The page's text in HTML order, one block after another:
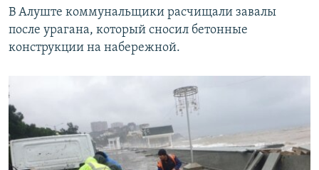
В Алуште коммунальщики расчищали завалы
после урагана, который сносил бетонные
конструкции на набережной.